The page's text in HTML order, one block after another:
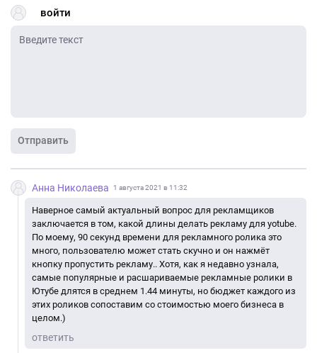
войти
Отправить
Анна Николаева 1 августа 2021 в 11:32
Наверное самый актуальный вопрос для рекламщиков
заключается в том, какой длины делать рекламу для yotube.
По моему, 90 секунд времени для рекламного ролика это
много, пользователю может стать скучно и он нажмёт
кнопку пропустить рекламу.. Хотя, как я недавно узнала,
самые популярные и расшариваемые рекламные ролики в
Ютубе длятся в среднем 1.44 минуты, но бюджет каждого из
этих роликов сопоставим со стоимостью моего бизнеса в
целом.)
ответить